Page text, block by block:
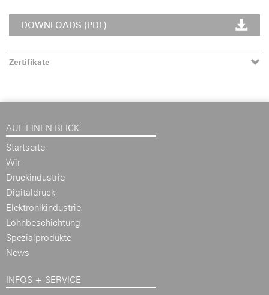
DOWNLOADS (PDF)
Zertifikate
AUF EINEN BLICK
Startseite
Wir
Druckindustrie
Digitaldruck
Elektronikindustrie
Lohnbeschichtung
Spezialprodukte
News
INFOS + SERVICE